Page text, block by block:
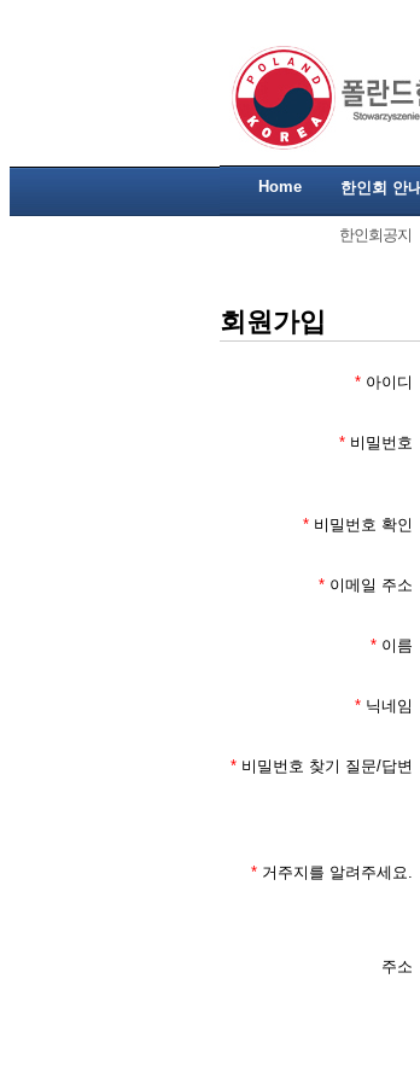
Home 한인회 안내
한인회공지
회원가입
* 아이디
* 비밀번호
* 비밀번호 확인
* 이메일 주소
* 이름
* 닉네임
* 비밀번호 찾기 질문/답변
* 거주지를 알려주세요.
주소